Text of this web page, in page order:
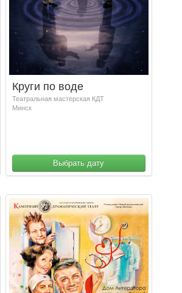
Круги по воде
Театральная мастерская КДТ
Минск
Выбрать дату